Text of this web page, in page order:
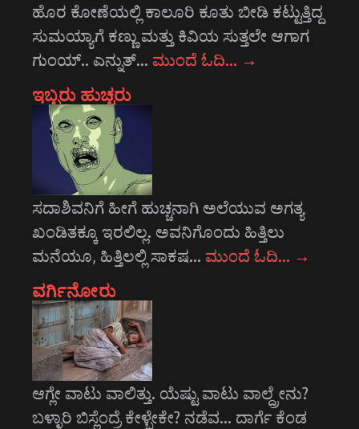
ಹೊರ ಕೋಣೆಯಲ್ಲಿ ಕಾಲೂರಿ ಕೂತು ಬೀಡಿ ಕಟ್ಟುತ್ತಿದ್ದ
ಸುಮಯ್ಯಾಗೆ ಕಣ್ಣು ಮತ್ತು ಕಿವಿಯ ಸುತ್ತಲೇ ಆಗಾಗ
ಗುಂಯ್.. ಎನ್ನುತ್… ಮುಂದೆ ಓದಿ… →
ಇಬ್ಬರು ಹುಚ್ಚರು
ಸದಾಶಿವನಿಗೆ ಹೀಗೆ ಹುಚ್ಚನಾಗಿ ಅಲೆಯುವ ಅಗತ್ಯ
ಖಂಡಿತಕ್ಕೂ ಇರಲಿಲ್ಲ. ಅವನಿಗೊಂದು ಹಿತ್ತಿಲು
ಮನೆಯೂ, ಹಿತ್ತಿಲಲ್ಲಿ ಸಾಕಷ… ಮುಂದೆ ಓದಿ… →
ವರ್ಗಿನೋರು
ಆಗ್ಲೇ ವಾಟು ವಾಲಿತ್ತು. ಯೆಷ್ಟು ವಾಟು ವಾಲ್ದ್ರೇನು?
ಬಳ್ಳಾರಿ ಬಿಸ್ಲೆಂದ್ರೆ ಕೇಳ್ಬೇಕೇ? ನಡೆವ... ದಾರ್ಗೆ ಕೆಂಡ